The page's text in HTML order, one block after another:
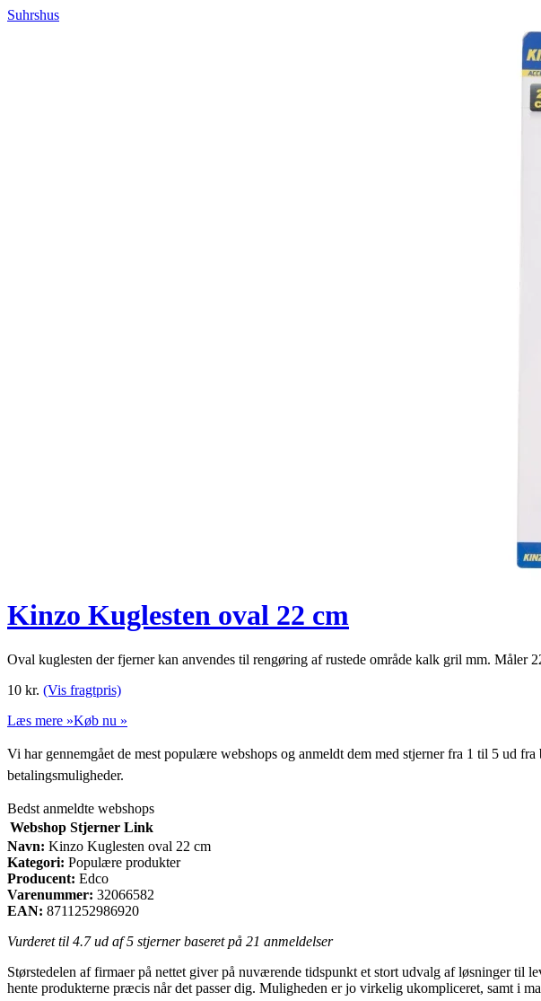
Suhrshus
Kinzo Kuglesten oval 22 cm
Oval kuglesten der fjerner kan anvendes til rengøring af rustede område kalk gril mm. Måler
10 kr. (Vis fragtpris)
Læs mere »Køb nu »
Vi har gennemgået de mest populære webshops og anmeldt dem med stjerner fra 1 til 5 ud
betalingsmuligheder.
Bedst anmeldte webshops
Webshop Stjerner Link
Navn: Kinzo Kuglesten oval 22 cm
Kategori: Populære produkter
Producent: Edco
Varenummer: 32066582
EAN: 8711252986920
Vurderet til 4.7ud af 5 stjerner baseret på 21 anmeldelser
Størstedelen af firmaer på nettet giver på nuværende tidspunkt et stort udvalg af løsninger
hente produkterne præcis når det passer dig. Muligheden er jo virkelig ukompliceret, samt i